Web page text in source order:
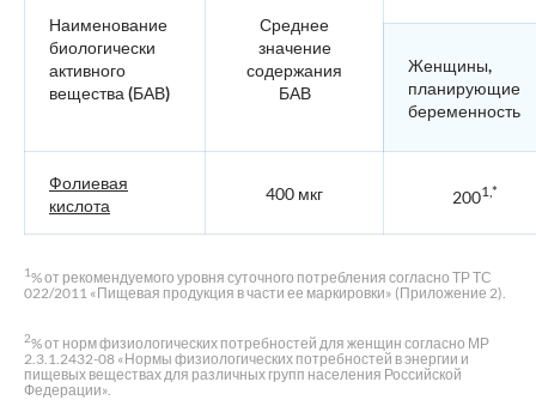
Наименование
биологически
активного
вещества (БАВ)
Среднее
значение
содержания
БАВ
Женщины,
планирующие
беременность
Фолиевая
кислота
400 мкг 2001,*
1% от рекомендуемого уровня суточного потребления согласно ТР ТС
022/2011 «Пищевая продукция в части ее маркировки» (Приложение 2).
2% от норм физиологических потребностей для женщин согласно МР
2.3.1.2432-08 «Нормы физиологических потребностей в энергии и
пищевых веществах для различных групп населения Российской
Федерации».